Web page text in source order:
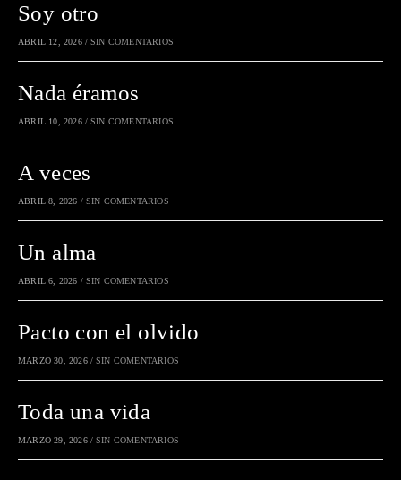
Soy otro
ABRIL 12, 2026 / SIN COMENTARIOS
Nada éramos
ABRIL 10, 2026 / SIN COMENTARIOS
A veces
ABRIL 8, 2026 / SIN COMENTARIOS
Un alma
ABRIL 6, 2026 / SIN COMENTARIOS
Pacto con el olvido
MARZO 30, 2026 / SIN COMENTARIOS
Toda una vida
MARZO 29, 2026 / SIN COMENTARIOS